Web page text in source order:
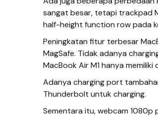
sangat besar, tetapi trackpad
half-height function row pada
Peningkatan fitur terbesar
MagSafe. Tidak adanya
MacBook Air M1 hanya
Adanya charging port
Thunderbolt untuk charging.
Sementara itu, webcam 1080p